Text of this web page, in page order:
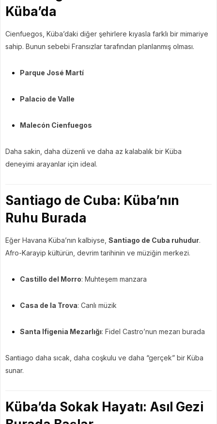
Küba’da
Cienfuegos, Küba’daki diğer şehirlere kıyasla farklı bir mimariye
sahip. Bunun sebebi Fransızlar tarafından planlanmış olması.
Parque José Martí
Palacio de Valle
Malecón Cienfuegos
Daha sakin, daha düzenli ve daha az kalabalık bir Küba
deneyimi arayanlar için ideal.
Santiago de Cuba: Küba’nın
Ruhu Burada
Eğer Havana Küba’nın kalbiyse, Santiago de Cuba ruhudur.
Afro-Karayip kültürün, devrim tarihinin ve müziğin merkezi.
Castillo del Morro: Muhteşem manzara
Casa de la Trova: Canlı müzik
Santa Ifigenia Mezarlığı: Fidel Castro’nun mezarı burada
Santiago daha sıcak, daha coşkulu ve daha “gerçek” bir Küba
sunar.
Küba’da Sokak Hayatı: Asıl Gezi